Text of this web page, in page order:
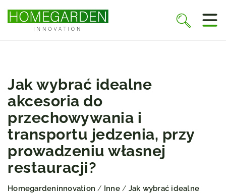
Jak wybrać idealne
akcesoria do
przechowywania i
transportu jedzenia, przy
prowadzeniu własnej
restauracji?
Homegardeninnovation / Inne/ Jak wybrać idealne